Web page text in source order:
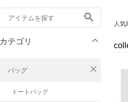
search
カテゴリ
バッグ close
トートバッグ
人気